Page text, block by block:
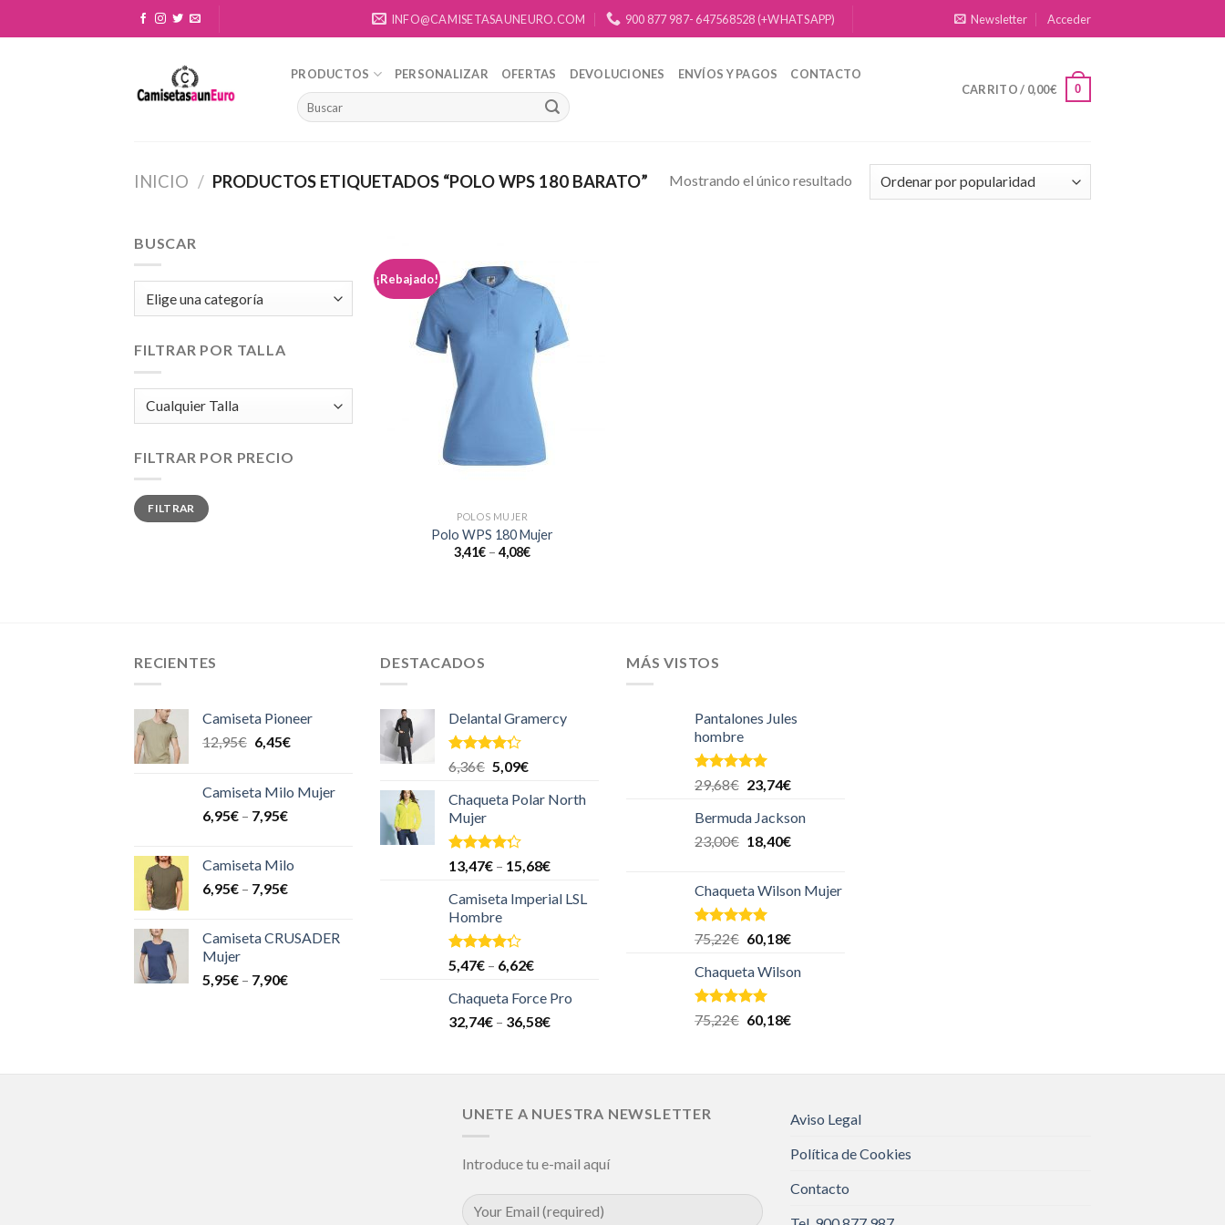
to
INFO@CAMISETASAUNEURO.COM 900 877 987- 647568528 (+WHATSAPP) Newsletter Acceder
PRODUCTOS PERSONALIZAR OFERTAS DEVOLUCIONES ENVÍOS Y PAGOS
CONTACTO
CARRITO / 0,00€ 0
INICIO / PRODUCTOS ETIQUETADOS “POLO WPS 180 BARATO” Mostrando el único resultado
BUSCAR
FILTRAR POR TALLA
FILTRAR POR PRECIO
Precio
mínimo
Precio
máximo
FILTRAR
¡Rebajado!
lista de
deseos
POLOS MUJER
Polo WPS 180 Mujer
3,41€ –4,08€
RECIENTES
Camiseta Pioneer
12,95€ 6,45€
Camiseta Milo Mujer
6,95€ – 7,95€
Camiseta Milo
6,95€ – 7,95€
Camiseta CRUSADER
Mujer
5,95€ – 7,90€
DESTACADOS
Delantal Gramercy
Valorado
en
de 5
6,36€ 5,09€
Chaqueta Polar North
Mujer
Valorado
en
de 5
13,47€ – 15,68€
Camiseta Imperial LSL
Hombre
Valorado
en
de 5
5,47€ – 6,62€
Chaqueta Force Pro
32,74€ – 36,58€
MÁS VISTOS
Pantalones Jules
hombre
Valorado en
5.00
29,68€ 23,74€
Bermuda Jackson
23,00€ 18,40€
Chaqueta Wilson Mujer
Valorado en
5.00
75,22€ 60,18€
Chaqueta Wilson
Valorado en
5.00
75,22€ 60,18€
UNETE A NUESTRA NEWSLETTER
Introduce tu e-mail aquí
Aviso Legal
Política de Cookies
Contacto